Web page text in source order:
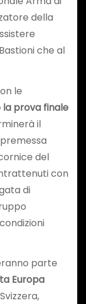
della
che al
le
la prova finale
il
del
con
di
parte
Europa